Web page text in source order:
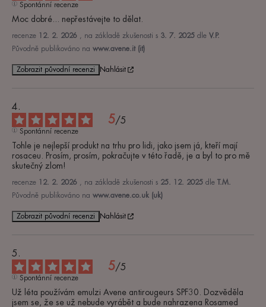
Spontánní recenze
Moc dobré... nepřestávejte to dělat.
recenze 12. 2. 2026 , na základě zkušenosti s 3. 7. 2025 dle V.P.
Původně publikováno na www.avene.it (it)
Zobrazit původní recenzi Nahlásit
5/5
Spontánní recenze
Tohle je nejlepší produkt na trhu pro lidi, jako jsem já, kteří mají
rosaceu. Prosím, prosím, pokračujte v této řadě, je a byl to pro mě
skutečný zlom!
recenze 12. 2. 2026 , na základě zkušenosti s 25. 12. 2025 dle T.M.
Původně publikováno na www.avene.co.uk (uk)
Zobrazit původní recenzi Nahlásit
5/5
Spontánní recenze
Už léta používám emulzi Avene antirougeurs SPF30. Dozvěděla
jsem se, že se už nebude vyrábět a bude nahrazena Rosamed